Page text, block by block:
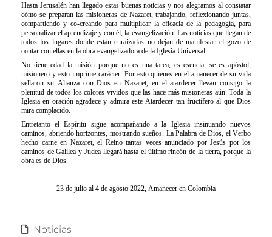
Hasta Jerusalén han llegado estas buenas noticias y nos alegramos al constatar
cómo se preparan las misioneras de Nazaret, trabajando, reflexionando juntas,
compartiendo y co-creando para multiplicar la eficacia de la pedagogía, para
personalizar el aprendizaje y con él, la evangelización. Las noticias que llegan de
todos los lugares donde están enraizadas no dejan de manifestar el gozo de
contar con ellas en la obra evangelizadora de la Iglesia Universal.
No tiene edad la misión porque no es una tarea, es esencia, se es apóstol,
misionero y esto imprime carácter. Por esto quienes en el amanecer de su vida
sellaron su Alianza con Dios en Nazaret, en el atardecer llevan consigo la
plenitud de todos los colores vividos que las hace más misioneras aún. Toda la
Iglesia en oración agradece y admira este Atardecer tan fructífero al que Dios
mira complacido.
Entretanto el Espíritu sigue acompañando a la Iglesia insinuando nuevos
caminos, abriendo horizontes, mostrando sueños. La Palabra de Dios, el Verbo
hecho carne en Nazaret, el Reino tantas veces anunciado por Jesús por los
caminos de Galilea y Judea llegará hasta el último rincón de la tierra, porque la
obra es de Dios.
23 de julio al 4 de agosto 2022, Amanecer en Colombia
Noticias